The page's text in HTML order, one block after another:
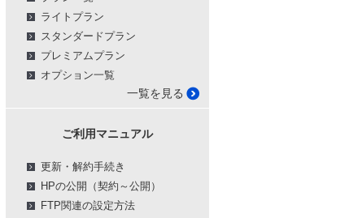
ライトプラン
スタンダードプラン
プレミアムプラン
オプション一覧
一覧を見る
ご利用マニュアル
更新・解約手続き
HPの公開（契約～公開）
FTP関連の設定方法